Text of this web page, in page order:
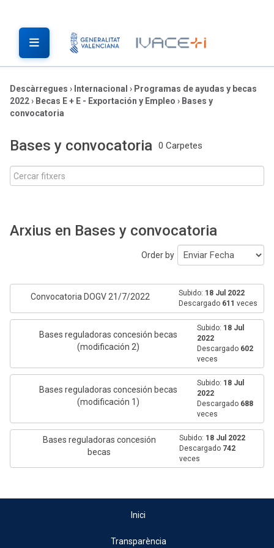
Descàrregues › Internacional › Programas de ayudas y becas
2022› Becas E + E - Exportación y Empleo › Bases y
convocatoria
Bases y convocatoria 0 Carpetes
Arxius en Bases y convocatoria
Order by
Convocatoria DOGV 21/7/2022 Subido: 18 Jul 2022
Descargado 611 veces
Bases reguladoras concesión becas
(modificación 2)
Subido: 18 Jul
2022
Descargado 602
veces
Bases reguladoras concesión becas
(modificación 1)
Subido: 18 Jul
2022
Descargado 688
veces
Bases reguladoras concesión
becas
Subido: 18 Jul 2022
Descargado 742
veces
Inici
Transparència